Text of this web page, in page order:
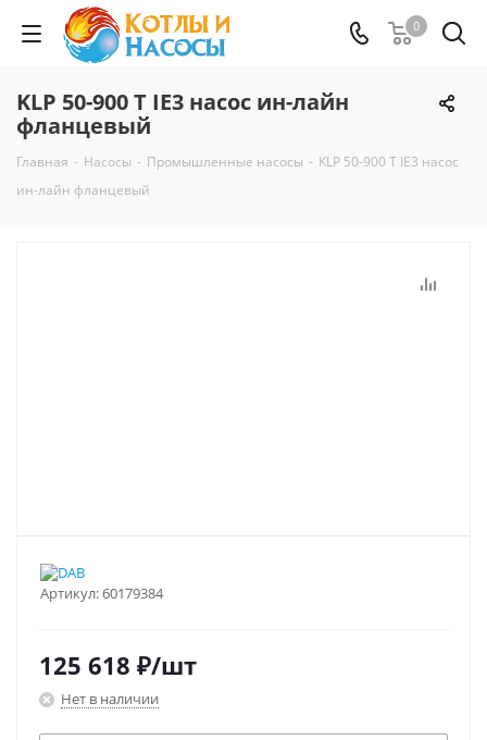
0
KLP 50-900 T IE3 насос ин-лайн
фланцевый
Главная - Насосы - Промышленные насосы - KLP 50-900 T IE3 насос
ин-лайн фланцевый
Артикул:60179384
125 618 ₽/шт
Нет в наличии